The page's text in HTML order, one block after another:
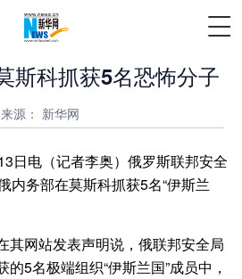
斯科抓获5名恐怖分子
来源： 新华网
电（记者李奥）俄罗斯联邦安全
内务部在莫斯科抓获5名“伊斯兰
网站发表声明说，俄联邦安全局
5名极端组织“伊斯兰国”成员中，